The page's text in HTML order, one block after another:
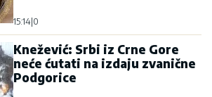
15:14 0
Knežević: Srbi iz Crne Gore
neće ćutati na izdaju zvanične
Podgorice